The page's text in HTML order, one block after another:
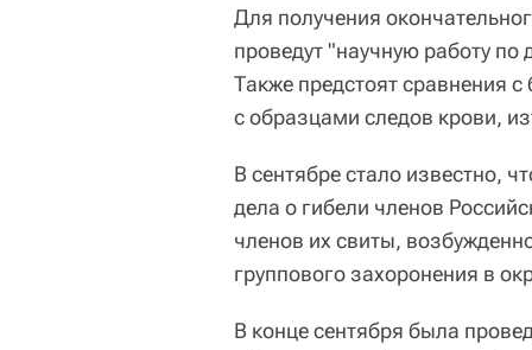
Для получения
проведут "научную работу
Также предстоят сравнения
с образцами следов крови,
В сентябре стало известно,
дела о гибели членов
членов их свиты,
группового захоронения в
В конце сентября была